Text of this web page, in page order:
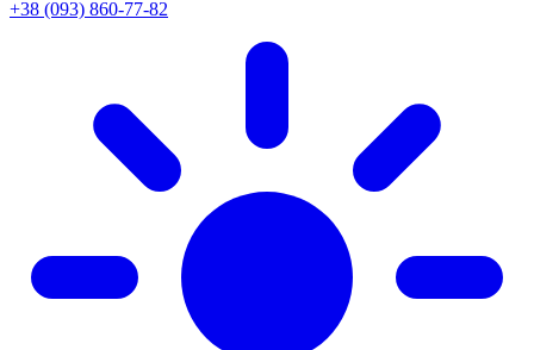
+38 (093) 860-77-82